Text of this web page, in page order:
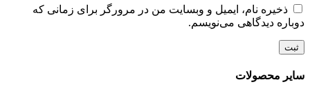
ذخیره نام، ایمیل و وبسایت من در مرورگر برای زمانی که
دوباره دیدگاهی می‌نویسم.
سایر محصولات